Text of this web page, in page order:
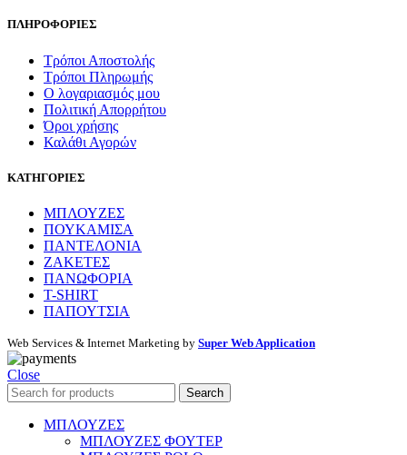
ΠΛΗΡΟΦΟΡΙΕΣ
Τρόποι Αποστολής
Τρόποι Πληρωμής
Ο λογαριασμός μου
Πολιτική Απορρήτου
Όροι χρήσης
Καλάθι Αγορών
ΚΑΤΗΓΟΡΙΕΣ
ΜΠΛΟΥΖΕΣ
ΠΟΥΚΑΜΙΣΑ
ΠΑΝΤΕΛΟΝΙΑ
ΖΑΚΕΤΕΣ
ΠΑΝΩΦΟΡΙΑ
T-SHIRT
ΠΑΠΟΥΤΣΙΑ
Web Services & Internet Marketing by Super Web Application
Close
Search
ΜΠΛΟΥΖΕΣ
ΜΠΛΟΥΖΕΣ ΦΟΥΤΕΡ